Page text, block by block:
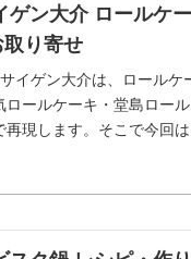
ゲン大介 ロールケ
り寄せ
イゲン大介は、ロール
ールケーキ・堂島ロー
現します。そこで今回